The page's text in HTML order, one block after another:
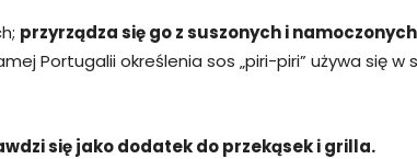
przyrządza się go z suszonych i
Portugalii określenia sos „piri-piri” używa się w
się jako dodatek do przekąsek i grilla.